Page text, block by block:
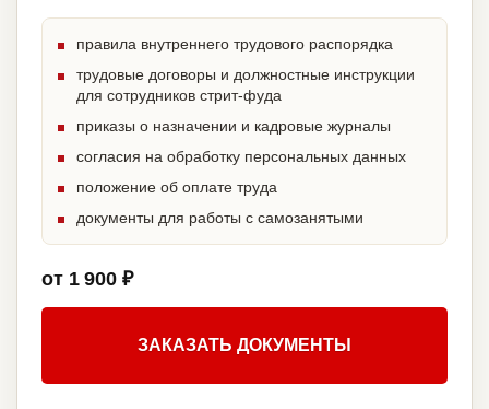
правила внутреннего трудового распорядка
трудовые договоры и должностные инструкции
для сотрудников стрит-фуда
приказы о назначении и кадровые журналы
согласия на обработку персональных данных
положение об оплате труда
документы для работы с самозанятыми
от 1 900 ₽
ЗАКАЗАТЬ ДОКУМЕНТЫ